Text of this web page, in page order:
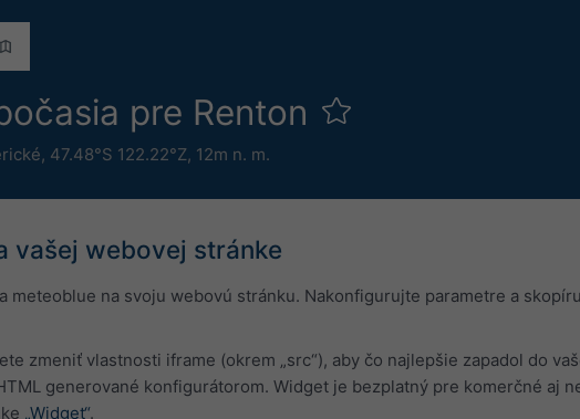
pre Renton
, 47.48°S 122.22°Z, 12m n. m.
vašej webovej stránke
meteoblue na svoju webovú stránku. Nakonfigurujte parametre a
zmeniť vlastnosti iframe (okrem „src“), aby čo najlepšie zapadol do
generované konfigurátorom. Widget je bezplatný pre komerčné aj
„Widget“.